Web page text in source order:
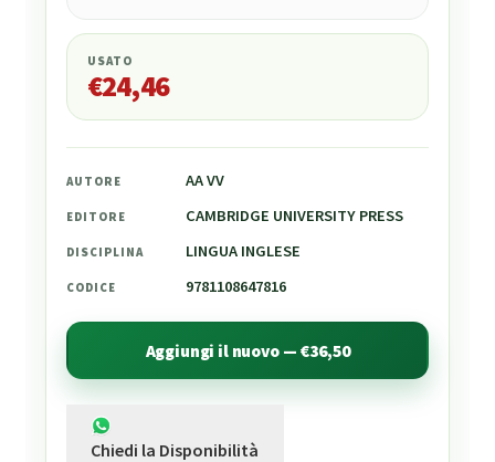
USATO
€24,46
AUTORE AA VV
EDITORE CAMBRIDGE UNIVERSITY PRESS
DISCIPLINA LINGUA INGLESE
CODICE 9781108647816
Aggiungi il nuovo — €36,50
Chiedi la Disponibilità